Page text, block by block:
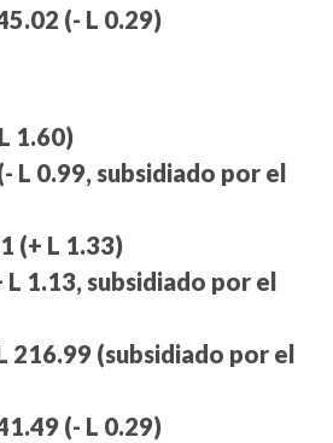
(- L 0.29)
1.60)
L 0.99, subsidiado por el
(+ L 1.33)
L 1.13, subsidiado por el
216.99 (subsidiado por el
(- L 0.29)